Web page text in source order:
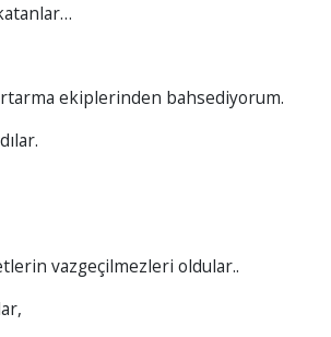
ekiplerinden bahsediyorum.
vazgeçilmezleri oldular..